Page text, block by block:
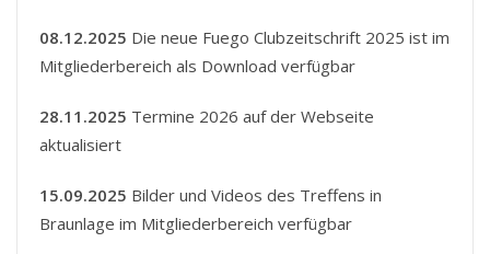
08.12.2025 Die neue Fuego Clubzeitschrift 2025 ist im
Mitgliederbereich als Download verfügbar
28.11.2025 Termine 2026 auf der Webseite
aktualisiert
15.09.2025 Bilder und Videos des Treffens in
Braunlage im Mitgliederbereich verfügbar